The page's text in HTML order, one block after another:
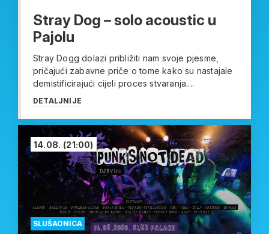
Stray Dog – solo acoustic u
Pajolu
Stray Dogg dolazi približiti nam svoje pjesme,
pričajući zabavne priče o tome kako su nastajale
demistificirajući cijeli proces stvaranja....
DETALJNIJE
SLUŠAONICA
14.08. (21:00)